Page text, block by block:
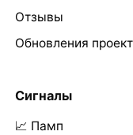
Отзывы
Обновления
Сигналы
📈 Памп